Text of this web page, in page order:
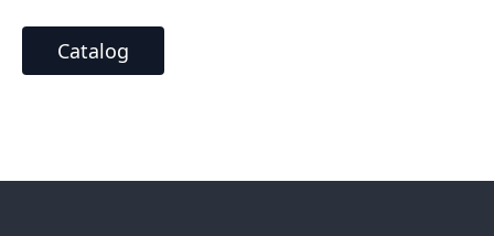
Catalog